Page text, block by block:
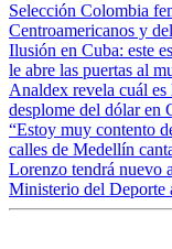
Selección Colombia
Centroamericanos y
Ilusión en Cuba: este
le abre las puertas al
Analdex revela cuál es
desplome del dólar en
“Estoy muy contento
calles de Medellín
Lorenzo tendrá nuevo
Ministerio del Deporte